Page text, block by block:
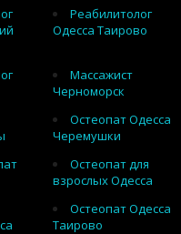
Реабилитолог
Одесса Таирово
Массажист
Черноморск
Остеопат Одесса
Черемушки
Остеопат для
взрослых Одесса
Остеопат Одесса
Таирово